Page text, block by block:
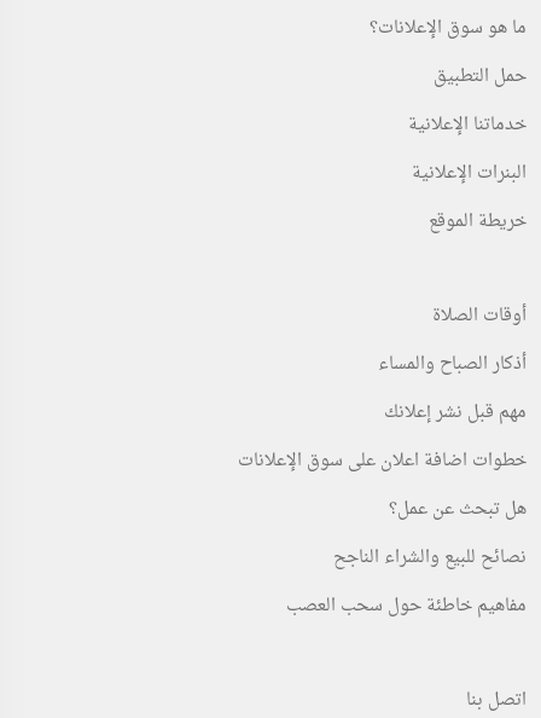
ما هو سوق الإعلانات؟
حمل التطبيق
خدماتنا الإعلانية
البنرات الإعلانية
خريطة الموقع
أوقات الصلاة
أذكار الصباح والمساء
مهم قبل نشر إعلانك
خطوات اضافة اعلان على سوق الإعلانات
هل تبحث عن عمل؟
نصائح للبيع والشراء الناجح
مفاهيم خاطئة حول سحب العصب
اتصل بنا